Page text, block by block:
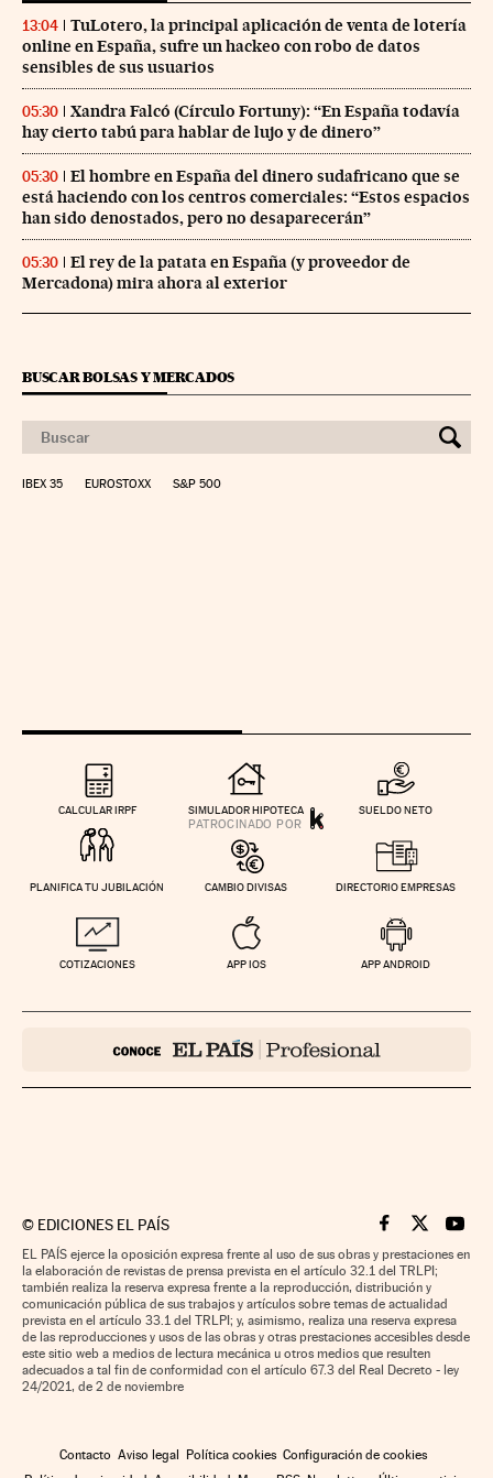
13:04
TuLotero, la principal aplicación de venta de lotería
online en España, sufre un hackeo con robo de datos
sensibles de sus usuarios
05:30
Xandra Falcó (Círculo Fortuny): “En España todavía
hay cierto tabú para hablar de lujo y de dinero”
05:30
El hombre en España del dinero sudafricano que se
está haciendo con los centros comerciales: “Estos espacios
han sido denostados, pero no desaparecerán”
05:30
El rey de la patata en España (y proveedor de
Mercadona) mira ahora al exterior
BUSCAR BOLSAS Y MERCADOS
IBEX 35 EUROSTOXX S&P 500
CALCULAR IRPF SIMULADOR HIPOTECA SUELDO NETO
PLANIFICA TU JUBILACIÓN CAMBIO DIVISAS DIRECTORIO EMPRESAS
COTIZACIONES APP IOS APP ANDROID
© EDICIONES EL PAÍS Cinco Días en
Cinco Días
Cinco
EL PAÍS ejerce la oposición expresa frente al uso de sus obras y prestaciones en
la elaboración de revistas de prensa prevista en el artículo 32.1 del TRLPI;
también realiza la reserva expresa frente a la reproducción, distribución y
comunicación pública de sus trabajos y artículos sobre temas de actualidad
prevista en el artículo 33.1 del TRLPI; y, asimismo, realiza una reserva expresa
de las reproducciones y usos de las obras y otras prestaciones accesibles desde
este sitio web a medios de lectura mecánica u otros medios que resulten
adecuados a tal fin de conformidad con el artículo 67.3 del Real Decreto - ley
24/2021, de 2 de noviembre
Contacto Aviso legal Política cookies Configuración de cookies